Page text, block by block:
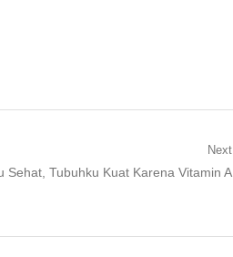
Next
Sehat, Tubuhku Kuat Karena Vitamin A